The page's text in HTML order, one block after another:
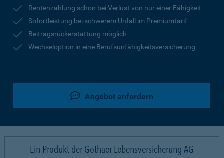
Rentenzahlung schon bei Verlust von nur einer Fähigkeit
Sofortleistung bei schwerem Unfall im Premiumtarif
Beitragsrückerstattung möglich
Wechseloption in eine Berufsunfähigkeitsversicherung
Angebot anfordern
Ein Produkt der Gothaer Lebensversicherung AG